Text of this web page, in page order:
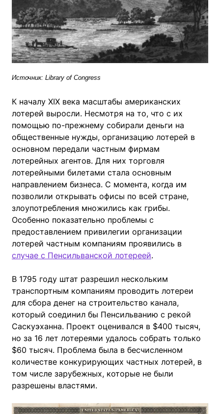
Источник: Library of Congress
К началу XIX века масштабы американских
лотерей выросли. Несмотря на то, что с их
помощью по-прежнему собирали деньги на
общественные нужды, организацию лотерей в
основном передали частным фирмам
лотерейных агентов. Для них торговля
лотерейными билетами стала основным
направлением бизнеса. С момента, когда им
позволили открывать офисы по всей стране,
злоупотребления множились как грибы.
Особенно показательно проблемы с
предоставлением привилегии организации
лотерей частным компаниям проявились в
случае с Пенсильванской лотереей.
В 1795 году штат разрешил нескольким
транспортным компаниям проводить лотереи
для сбора денег на строительство канала,
который соединил бы Пенсильванию с рекой
Саскуэханна. Проект оценивался в $400 тысяч,
но за 16 лет лотереями удалось собрать только
$60 тысяч. Проблема была в бесчисленном
количестве конкурирующих частных лотерей, в
том числе зарубежных, которые не были
разрешены властями.